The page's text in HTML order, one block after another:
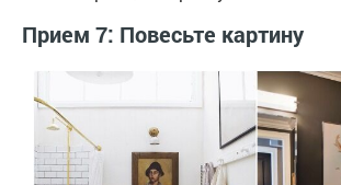
Прием 7: Повесьте картину